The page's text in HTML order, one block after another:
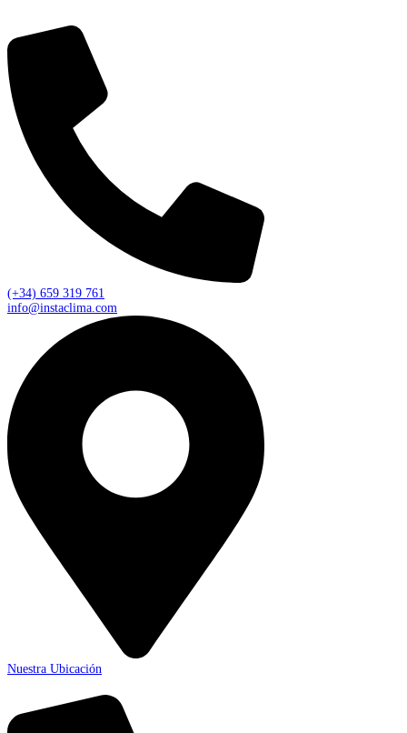
(+34) 659 319 761
info@instaclima.com
Nuestra Ubicación